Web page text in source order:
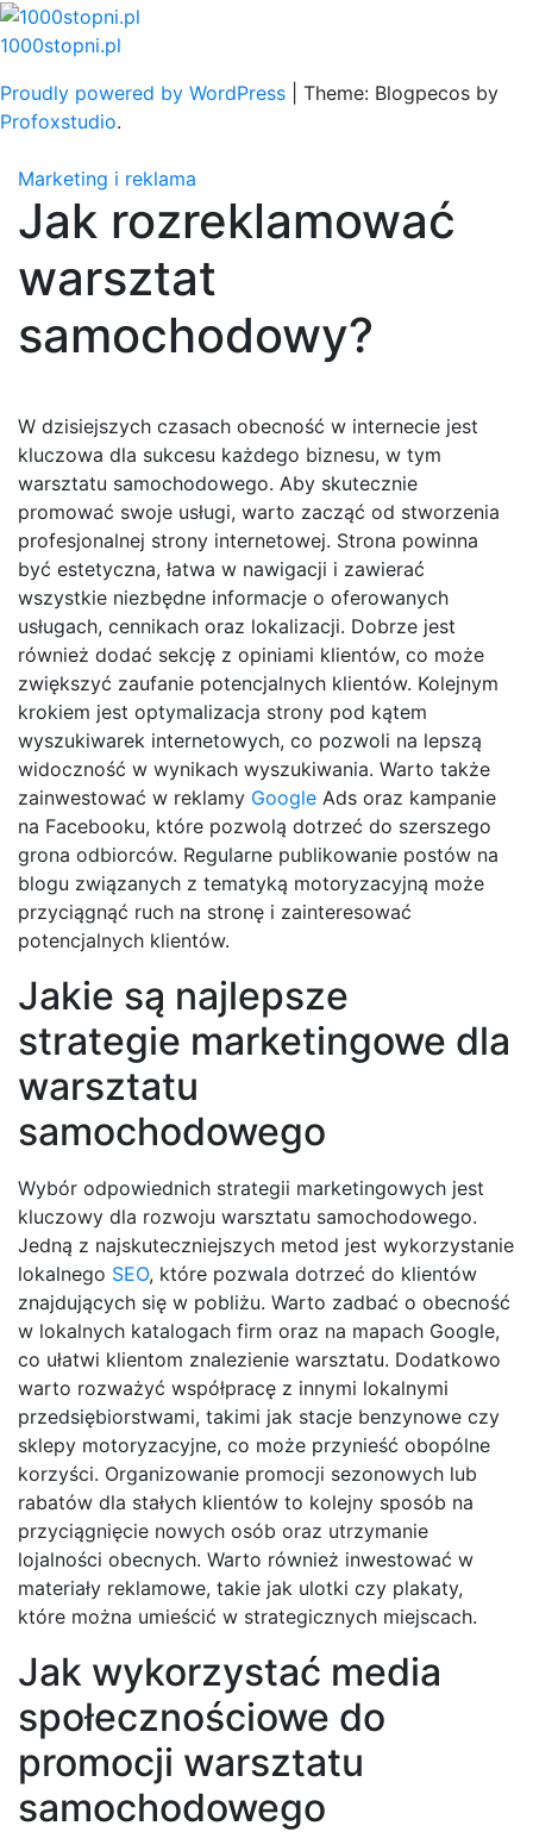
Skip
to
1000stopni.pl
Proudly powered by WordPress
Theme: Blogpecos by
Profoxstudio.
Marketing i reklama
Jak rozreklamować
warsztat
samochodowy?
W dzisiejszych czasach obecność w internecie jest
kluczowa dla sukcesu każdego biznesu, w tym
warsztatu samochodowego. Aby skutecznie
promować swoje usługi, warto zacząć od stworzenia
profesjonalnej strony internetowej. Strona powinna
być estetyczna, łatwa w nawigacji i zawierać
wszystkie niezbędne informacje o oferowanych
usługach, cennikach oraz lokalizacji. Dobrze jest
również dodać sekcję z opiniami klientów, co może
zwiększyć zaufanie potencjalnych klientów. Kolejnym
krokiem jest optymalizacja strony pod kątem
wyszukiwarek internetowych, co pozwoli na lepszą
widoczność w wynikach wyszukiwania. Warto także
zainwestować w reklamy Google Ads oraz kampanie
na Facebooku, które pozwolą dotrzeć do szerszego
grona odbiorców. Regularne publikowanie postów na
blogu związanych z tematyką motoryzacyjną może
przyciągnąć ruch na stronę i zainteresować
potencjalnych klientów.
Jakie są najlepsze
strategie marketingowe dla
warsztatu
samochodowego
Wybór odpowiednich strategii marketingowych jest
kluczowy dla rozwoju warsztatu samochodowego.
Jedną z najskuteczniejszych metod jest wykorzystanie
lokalnego SEO, które pozwala dotrzeć do klientów
znajdujących się w pobliżu. Warto zadbać o obecność
w lokalnych katalogach firm oraz na mapach Google,
co ułatwi klientom znalezienie warsztatu. Dodatkowo
warto rozważyć współpracę z innymi lokalnymi
przedsiębiorstwami, takimi jak stacje benzynowe czy
sklepy motoryzacyjne, co może przynieść obopólne
korzyści. Organizowanie promocji sezonowych lub
rabatów dla stałych klientów to kolejny sposób na
przyciągnięcie nowych osób oraz utrzymanie
lojalności obecnych. Warto również inwestować w
materiały reklamowe, takie jak ulotki czy plakaty,
które można umieścić w strategicznych miejscach.
Jak wykorzystać media
społecznościowe do
promocji warsztatu
samochodowego